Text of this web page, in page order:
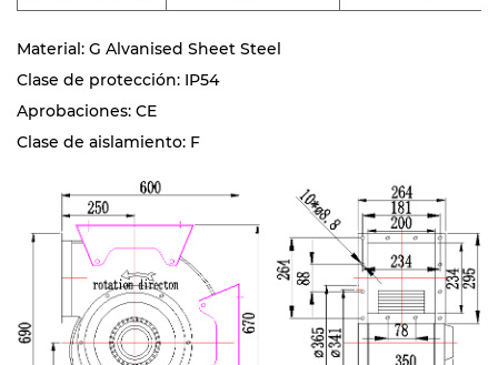
Material: G Alvanised Sheet Steel
Clase de protección: IP54
Aprobaciones: CE
Clase de aislamiento: F